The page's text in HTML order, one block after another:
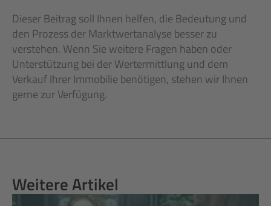
Dieser Beitrag soll Ihnen helfen, die Bedeutung und
den Prozess der Marktwertanalyse besser zu
verstehen. Wenn Sie weitere Fragen haben oder
Unterstützung bei der Wertermittlung und dem
Verkauf Ihrer Immobilie benötigen, stehen wir Ihnen
gerne zur Verfügung.
Weitere Artikel